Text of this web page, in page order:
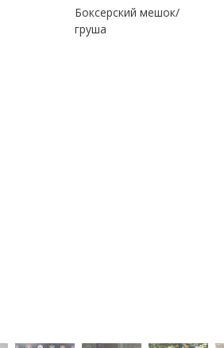
Боксерский мешок/
груша